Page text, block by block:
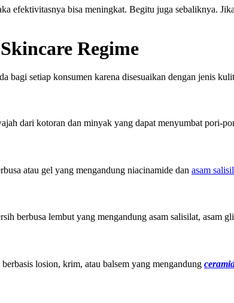
efektivitasnya bisa meningkat. Begitu juga sebaliknya.
Skincare Regime
bagi setiap konsumen karena disesuaikan dengan jenis
dari kotoran dan minyak yang dapat menyumbat pori-
atau gel yang mengandung niacinamide dan asam
berbusa lembut yang mengandung asam salisilat, asam
losion, krim, atau balsem yang mengandung